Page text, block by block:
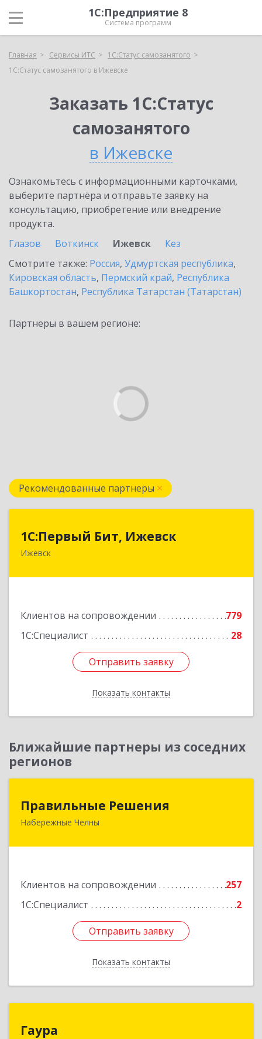
1С:Предприятие 8
Система программ
Главная Сервисы ИТС
1С:Статус самозанятого
1С:Статус самозанятого в Ижевске
Заказать 1С:Статус
самозанятого
в Ижевске
Ознакомьтесь с информационными карточками,
выберите партнёра и отправьте заявку на
консультацию, приобретение или внедрение
продукта.
Глазов
Воткинск Ижевск
Кез
Смотрите также: Россия, Удмуртская республика,
Кировская область, Пермский край, Республика
Башкортостан, Республика Татарстан (Татарстан)
Партнеры в вашем регионе:
Рекомендованные партнеры
1С:Первый Бит, Ижевск
Ижевск
Клиентов на сопровождении
779
1С:Специалист
28
Отправить заявку
Показать контакты
1С:Первый Бит, Ижевск
Отправить заявку
Назад
Ближайшие партнеры из соседних
регионов
Правильные Решения
Набережные Челны
Клиентов на сопровождении
257
1С:Специалист
2
Отправить заявку
Показать контакты
423832, Татарстан Респ, Набережные Челны г,
Отправить заявку
Назад
Гаура